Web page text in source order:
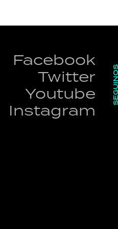
Facebook
Twitter
Youtube
Instagram